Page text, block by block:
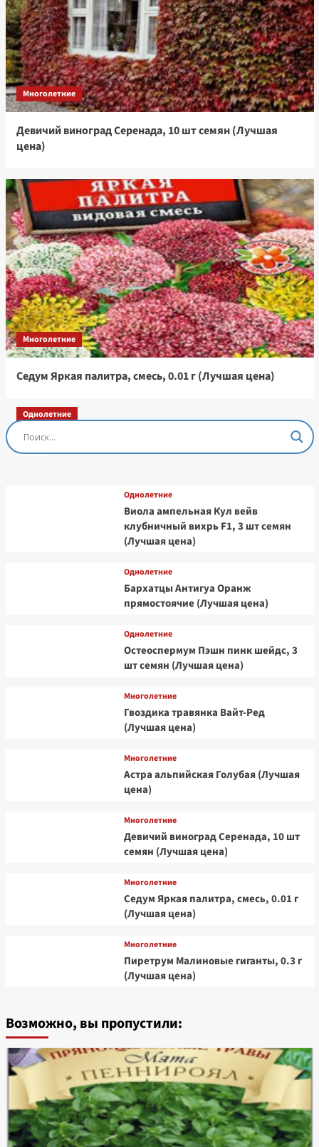
Многолетние
Девичий виноград Серенада, 10 шт семян (Лучшая
цена)
Многолетние
Седум Яркая палитра, смесь, 0.01 г (Лучшая цена)
Однолетние
Остеоспермум Пэшн Роуз, 3 шт семян (Лучшая
цена)
Однолетние
Виола ампельная Кул вейв
клубничный вихрь F1, 3 шт семян
(Лучшая цена)
Однолетние
Бархатцы Антигуа Оранж
прямостоячие (Лучшая цена)
Однолетние
Остеоспермум Пэшн пинк шейдс, 3
шт семян (Лучшая цена)
Многолетние
Гвоздика травянка Вайт-Ред
(Лучшая цена)
Многолетние
Астра альпийская Голубая (Лучшая
цена)
Многолетние
Девичий виноград Серенада, 10 шт
семян (Лучшая цена)
Многолетние
Седум Яркая палитра, смесь, 0.01 г
(Лучшая цена)
Многолетние
Пиретрум Малиновые гиганты, 0.3 г
(Лучшая цена)
Возможно, вы пропустили: